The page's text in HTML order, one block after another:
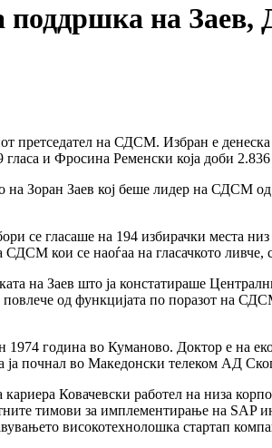
поддршка на
претседател на СДСМ. Избран е денеска
гласа и Фросина Ременски која доби
на Зоран Заев кој беше лидер на СДСМ
се гласаше на 194 избирачки места
СДСМ кои се наоѓаа на гласачкото ливче,
на Заев што ја констатираше
повлече од функцијата по поразот на
1974 година во Куманово. Доктор е на
ја почнал во Македонски телеком АД
кариера Ковачевски работел на низа
тимови за имплементирање на SAP
високотехнолошка стартап